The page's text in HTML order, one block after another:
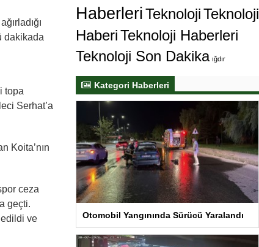
dakikada
topa
Serhat’a
Koita’nın
ceza
geçti.
ve
HaberleriTeknolojiTeknoloji
HaberiTeknoloji Haberleri
Teknoloji Son Dakika ığdır
Kategori Haberleri
Otomobil Yangınında Sürücü Yaralandı